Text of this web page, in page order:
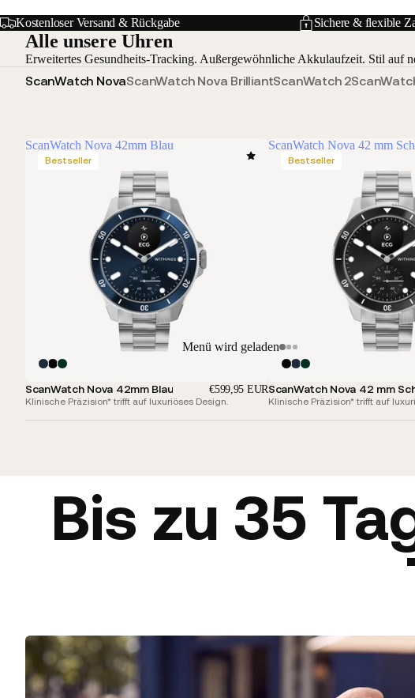
Menü wird geladen
Kostenloser Versand & Rückgabe Sichere & flexible
Alle unsere Uhren
Erweitertes Gesundheits-Tracking. Außergewöhnliche Akkulaufzeit. Stil auf
ScanWatch NovaScanWatch Nova BrilliantScanWatch 2
ScanWatch Nova 42mm Blau
Bestseller
ScanWatch Nova 42mm Blau €599,95 EUR
Klinische Präzision* trifft auf luxuriöses Design.
ScanWatch Nova 42 mm
Bestseller
ScanWatch Nova 42 mm
Klinische Präzision* trifft auf
Bis zu 35